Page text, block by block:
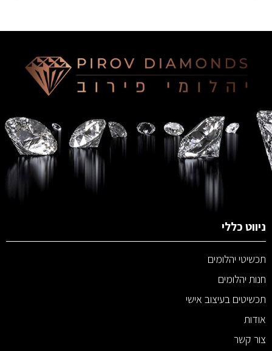
ניווט כללי
תכשיטי יהלומים
חנות יהלומים
תכשיטים בעיצוב אישי
אודות
צור קשר